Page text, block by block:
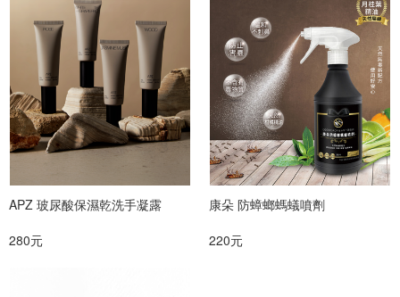
APZ 玻尿酸保濕乾洗手凝露
280元
康朵 防蟑螂螞蟻噴劑
220元